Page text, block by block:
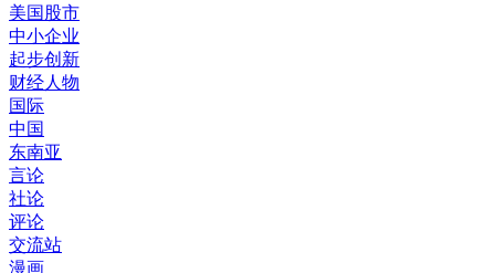
美国股市
中小企业
起步创新
财经人物
国际
中国
东南亚
言论
社论
评论
交流站
漫画